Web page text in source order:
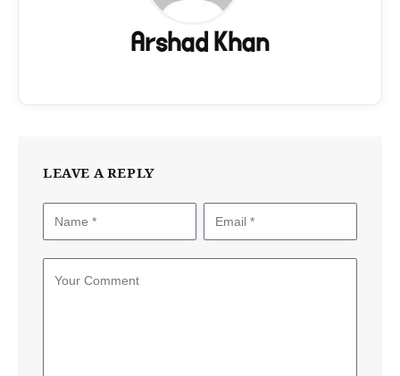
Arshad Khan
LEAVE A REPLY